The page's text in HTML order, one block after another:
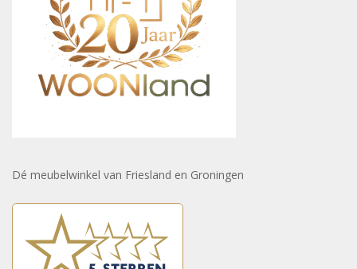
Dé meubelwinkel van Friesland en Groningen